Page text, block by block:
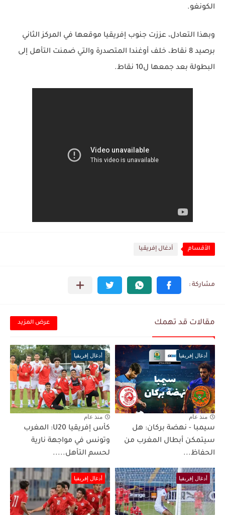
الكونغو.
وبهذا التعادل، عززت جنوب إفريقيا موقعها في المركز الثاني
برصيد 8 نقاط، خلف أوغندا المتصدرة والتي ضمنت التأهل إلى
البطولة بعد جمعها ل10 نقاط.
الأقسام أدغال إفريقيا
مقالات قد تهمك عرض المزيد
أدغال إفريقيا
منذ عام
سيمبا - نهضة بركان: هل
سيتمكن أبطال المغرب من
الحفاظ...
أدغال إفريقيا
منذ عام
كأس إفريقيا U20: المغرب
وتونس في مواجهة نارية
لحسم التأهل.....
أدغال إفريقيا أدغال إفريقيا